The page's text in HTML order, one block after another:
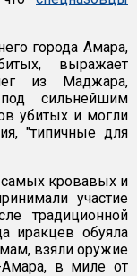
города Амара,
выражает
из Маджара,
сильнейшим
убитых и могли
"типичные для
кровавых и
участие
традиционной
иракцев обуяла
взяли оружие
Амара, в миле от